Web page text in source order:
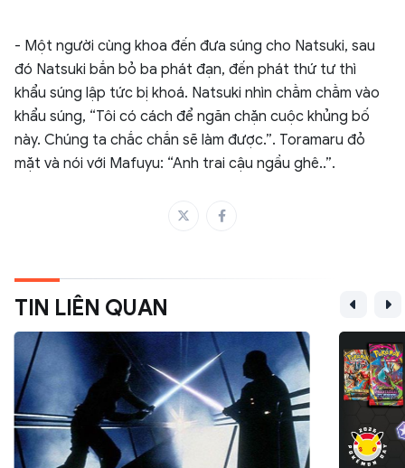
- Một người cùng khoa đến đưa súng cho Natsuki, sau
đó Natsuki bắn bỏ ba phát đạn, đến phát thứ tư thì
khẩu súng lập tức bị khoá. Natsuki nhìn chằm chằm vào
khẩu súng, “Tôi có cách để ngăn chặn cuộc khủng bố
này. Chúng ta chắc chắn sẽ làm được.”. Toramaru đỏ
mặt và nói với Mafuyu: “Anh trai cậu ngầu ghê..”.
TIN LIÊN QUAN